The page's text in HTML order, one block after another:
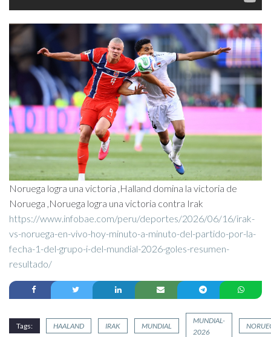
Noruega logra una victoria ,Halland domina la victoria de
Noruega ,Noruega logra una victoria contra Irak
https://www.infobae.com/peru/deportes/2026/06/16/irak-
vs-noruega-en-vivo-hoy-minuto-a-minuto-del-partido-por-la-
fecha-1-del-grupo-i-del-mundial-2026-goles-resumen-
resultado/
Tags: HAALAND IRAK MUNDIAL
MUNDIAL-
2026